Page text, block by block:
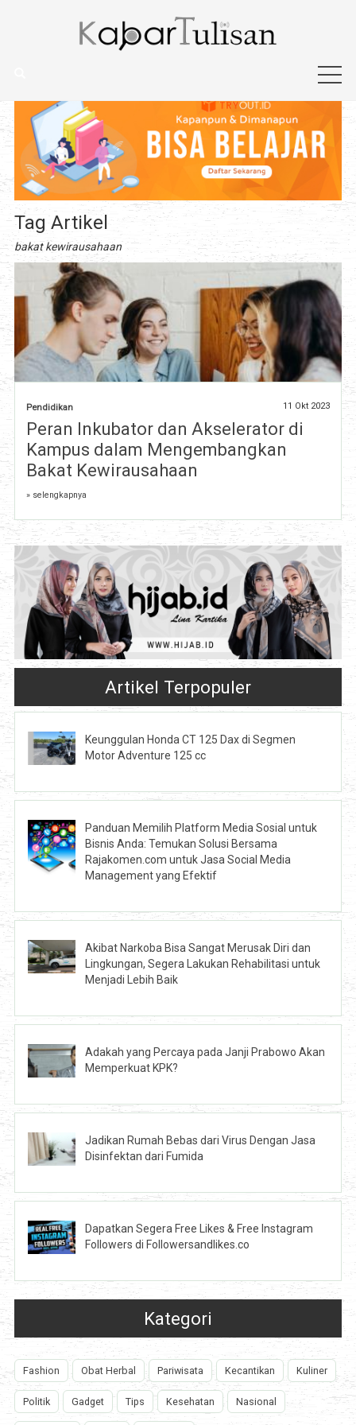
Tag Artikel
bakat kewirausahaan
Pendidikan 11 Okt 2023
Peran Inkubator dan Akselerator di
Kampus dalam Mengembangkan
Bakat Kewirausahaan
» selengkapnya
Artikel Terpopuler
Keunggulan Honda CT 125 Dax di Segmen
Motor Adventure 125 cc
Panduan Memilih Platform Media Sosial untuk
Bisnis Anda: Temukan Solusi Bersama
Rajakomen.com untuk Jasa Social Media
Management yang Efektif
Akibat Narkoba Bisa Sangat Merusak Diri dan
Lingkungan, Segera Lakukan Rehabilitasi untuk
Menjadi Lebih Baik
Adakah yang Percaya pada Janji Prabowo Akan
Memperkuat KPK?
Jadikan Rumah Bebas dari Virus Dengan Jasa
Disinfektan dari Fumida
Dapatkan Segera Free Likes & Free Instagram
Followers di Followersandlikes.co
Kategori
Fashion Obat Herbal Pariwisata Kecantikan Kuliner
Politik Gadget Tips Kesehatan Nasional